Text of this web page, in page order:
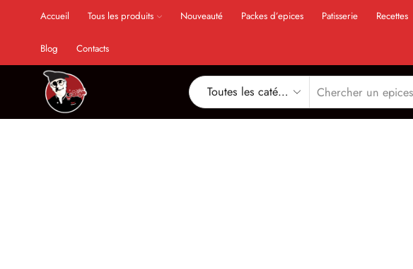
Accueil Tous les produits Nouveauté Packes d’epices Patisserie Recettes
Blog Contacts